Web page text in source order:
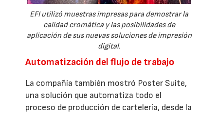
EFI utilizó muestras impresas para demostrar la
calidad cromática y las posibilidades de
aplicación de sus nuevas soluciones de impresión
digital.
Automatización del flujo de trabajo
La compañía también mostró Poster Suite,
una solución que automatiza todo el
proceso de producción de cartelería, desde la